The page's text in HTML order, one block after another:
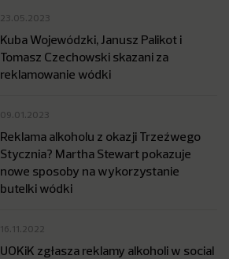
23.05.2023
Kuba Wojewódzki, Janusz Palikot i
Tomasz Czechowski skazani za
reklamowanie wódki
09.01.2023
Reklama alkoholu z okazji Trzeźwego
Stycznia? Martha Stewart pokazuje
nowe sposoby na wykorzystanie
butelki wódki
16.11.2022
UOKiK zgłasza reklamy alkoholi w social